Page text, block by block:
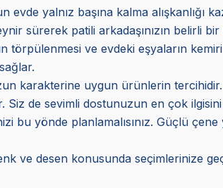
yalnız başına kalma alışkanlığı
sürerek patili arkadaşınızın belirli
törpülenmesi ve evdeki eşyaların
karakterine uygun ürünlerin tercihidir.
Siz de sevimli dostunuzun en çok
bu yönde planlamalısınız. Güçlü
ve desen konusunda seçimlerinize